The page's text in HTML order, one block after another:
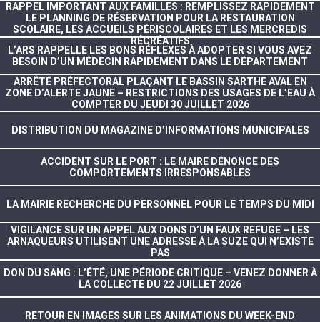
RAPPEL IMPORTANT AUX FAMILLES : REMPLISSEZ RAPIDEMENT
LE PLANNING DE RÉSERVATION POUR LA RESTAURATION
SCOLAIRE, LES ACCUEILS PÉRISCOLAIRES ET LES MERCREDIS
RÉCRÉATIFS
L’ARS RAPPELLE LES BONS RÉFLEXES À ADOPTER SI VOUS AVEZ
BESOIN D’UN MÉDECIN RAPIDEMENT DANS LE DÉPARTEMENT
ARRÊTÉ PRÉFECTORAL PLAÇANT LE BASSIN SARTHE AVAL EN
ZONE D’ALERTE JAUNE – RESTRICTIONS DES USAGES DE L’EAU À
COMPTER DU JEUDI 30 JUILLET 2026
DISTRIBUTION DU MAGAZINE D’INFORMATIONS MUNICIPALES
ACCIDENT SUR LE PORT : LE MAIRE DÉNONCE DES
COMPORTEMENTS IRRESPONSABLES
LA MAIRIE RECHERCHE DU PERSONNEL POUR LE TEMPS DU MIDI
VIGILANCE SUR UN APPEL AUX DONS D’UN FAUX REFUGE – LES
ARNAQUEURS UTILISENT UNE ADRESSE À LA SUZE QUI N’EXISTE
PAS
DON DU SANG : L’ÉTÉ, UNE PÉRIODE CRITIQUE – VENEZ DONNER À
LA COLLECTE DU 22 JUILLET 2026
RETOUR EN IMAGES SUR LES ANIMATIONS DU WEEK-END